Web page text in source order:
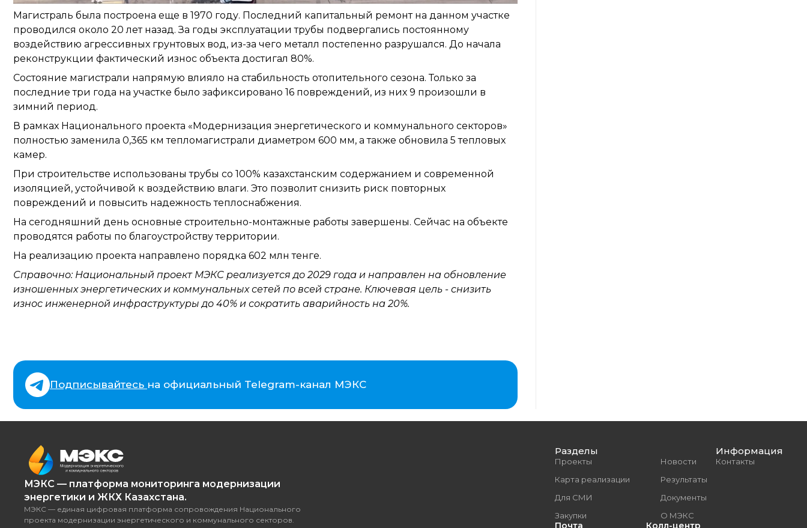
Магистраль была построена еще в 1970 году. Последний капитальный ремонт на данном участке
проводился около 20 лет назад. За годы эксплуатации трубы подвергались постоянному
воздействию агрессивных грунтовых вод, из-за чего металл постепенно разрушался. До начала
реконструкции фактический износ объекта достигал 80%.
Состояние магистрали напрямую влияло на стабильность отопительного сезона. Только за
последние три года на участке было зафиксировано 16 повреждений, из них 9 произошли в
зимний период.
В рамках Национального проекта «Модернизация энергетического и коммунального секторов»
полностью заменила 0,365 км тепломагистрали диаметром 600 мм, а также обновила 5 тепловых
камер.
При строительстве использованы трубы со 100% казахстанским содержанием и современной
изоляцией, устойчивой к воздействию влаги. Это позволит снизить риск повторных
повреждений и повысить надежность теплоснабжения.
На сегодняшний день основные строительно-монтажные работы завершены. Сейчас на объекте
проводятся работы по благоустройству территории.
На реализацию проекта направлено порядка 602 млн тенге.
Справочно: Национальный проект МЭКС реализуется до 2029 года и направлен на обновление
изношенных энергетических и коммунальных сетей по всей стране. Ключевая цель - снизить
износ инженерной инфраструктуры до 40% и сократить аварийность на 20%.
Подписывайтесь на официальный Telegram-канал МЭКС
МЭКС — платформа мониторинга модернизации
энергетики и ЖКХ Казахстана.
МЭКС — единая цифровая платформа сопровождения Национального
проекта модернизации энергетического и коммунального секторов.
Разделы
Проекты
Новости
Карта реализации
Результаты
Для СМИ
Документы
Закупки
О МЭКС
Информация
Контакты
Почта Колл-центр